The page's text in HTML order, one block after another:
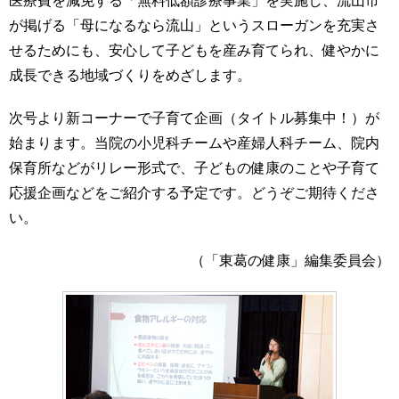
が掲げる「母になるなら流山」というスローガンを充実さ
せるためにも、安心して子どもを産み育てられ、健やかに
成長できる地域づくりをめざします。
次号より新コーナーで子育て企画（タイトル募集中！）が
始まります。当院の小児科チームや産婦人科チーム、院内
保育所などがリレー形式で、子どもの健康のことや子育て
応援企画などをご紹介する予定です。どうぞご期待くださ
い。
（「東葛の健康」編集委員会）